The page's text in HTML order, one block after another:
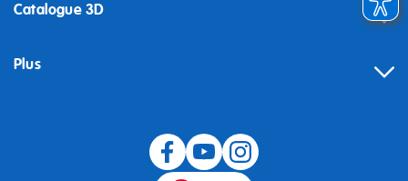
Catalogue 3D
Plus